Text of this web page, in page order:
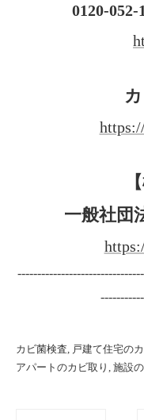
0120-052-
一般社団
カビ菌検査 戸建て住宅の
アパートのカビ取り
施設